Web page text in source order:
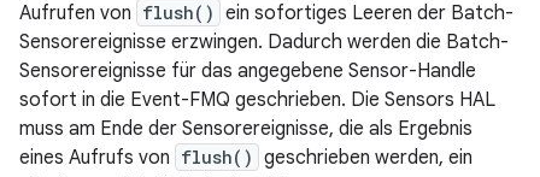
Aufrufen von flush() ein sofortiges Leeren der Batch-
Sensorereignisse erzwingen. Dadurch werden die Batch-
Sensorereignisse für das angegebene Sensor-Handle
sofort in die Event-FMQ geschrieben. Die Sensors HAL
muss am Ende der Sensorereignisse, die als Ergebnis
eines Aufrufs von flush() geschrieben werden, ein